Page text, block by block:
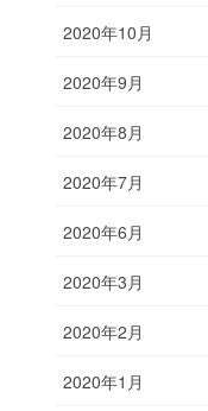
2020年10月
2020年9月
2020年8月
2020年7月
2020年6月
2020年3月
2020年2月
2020年1月